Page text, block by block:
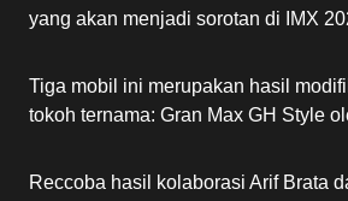
yang akan menjadi sorotan di IMX
Tiga mobil ini merupakan hasil
tokoh ternama: Gran Max GH Style
Reccoba hasil kolaborasi Arif Brata